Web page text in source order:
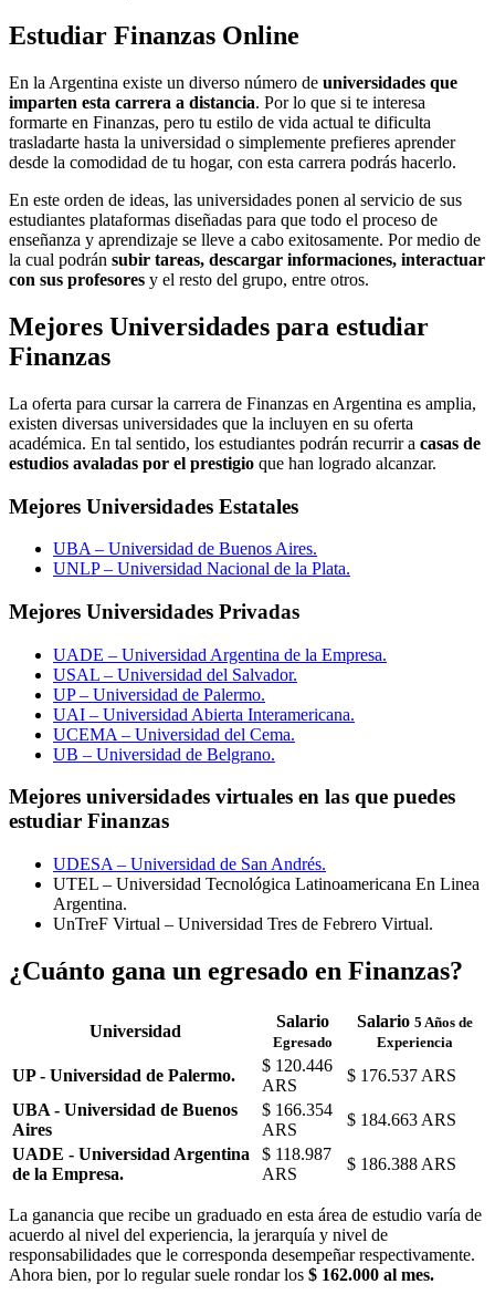
Estudiar Finanzas Online
En la Argentina existe un diverso número de universidades que
imparten esta carrera a distancia. Por lo que si te interesa
formarte en Finanzas, pero tu estilo de vida actual te dificulta
trasladarte hasta la universidad o simplemente prefieres aprender
desde la comodidad de tu hogar, con esta carrera podrás hacerlo.
En este orden de ideas, las universidades ponen al servicio de sus
estudiantes plataformas diseñadas para que todo el proceso de
enseñanza y aprendizaje se lleve a cabo exitosamente. Por medio de
la cual podrán subir tareas, descargar informaciones, interactuar
con sus profesores y el resto del grupo, entre otros.
Mejores Universidades para estudiar
Finanzas
La oferta para cursar la carrera de Finanzas en Argentina es amplia,
existen diversas universidades que la incluyen en su oferta
académica. En tal sentido, los estudiantes podrán recurrir a casas de
estudios avaladas por el prestigio que han logrado alcanzar.
Mejores Universidades Estatales
UBA – Universidad de Buenos Aires.
UNLP – Universidad Nacional de la Plata.
Mejores Universidades Privadas
UADE – Universidad Argentina de la Empresa.
USAL – Universidad del Salvador.
UP – Universidad de Palermo.
UAI – Universidad Abierta Interamericana.
UCEMA – Universidad del Cema.
UB – Universidad de Belgrano.
Mejores universidades virtuales en las que puedes
estudiar Finanzas
UDESA – Universidad de San Andrés.
UTEL – Universidad Tecnológica Latinoamericana En Linea
Argentina.
UnTreF Virtual – Universidad Tres de Febrero Virtual.
¿Cuánto gana un egresado en Finanzas?
Universidad
Salario
Egresado
Salario 5 Años de
Experiencia
UP - Universidad de Palermo.
$ 120.446
ARS
$ 176.537 ARS
UBA - Universidad de Buenos
Aires
$ 166.354
ARS
$ 184.663 ARS
UADE - Universidad Argentina
de la Empresa.
$ 118.987
ARS
$ 186.388 ARS
La ganancia que recibe un graduado en esta área de estudio varía de
acuerdo al nivel del experiencia, la jerarquía y nivel de
responsabilidades que le corresponda desempeñar respectivamente.
Ahora bien, por lo regular suele rondar los $ 162.000 al mes.